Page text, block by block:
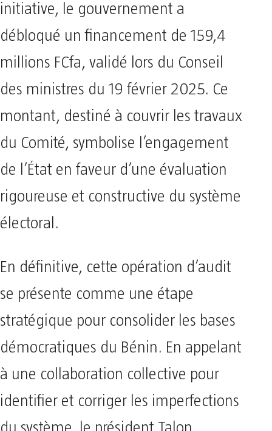
initiative, le gouvernement a
débloqué un financement de 159,4
millions FCfa, validé lors du Conseil
des ministres du 19 février 2025. Ce
montant, destiné à couvrir les travaux
du Comité, symbolise l’engagement
de l’État en faveur d’une évaluation
rigoureuse et constructive du système
électoral.
En définitive, cette opération d’audit
se présente comme une étape
stratégique pour consolider les bases
démocratiques du Bénin. En appelant
à une collaboration collective pour
identifier et corriger les imperfections